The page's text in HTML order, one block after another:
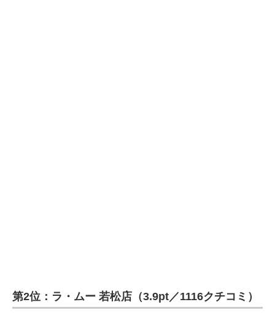
第2位：ラ・ムー 若松店（3.9pt／1116クチコミ）